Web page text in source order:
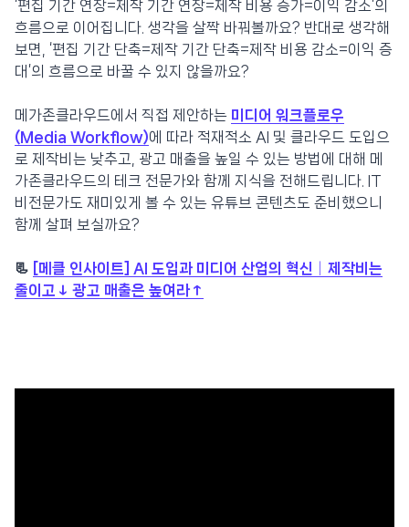
‘편집 기간 연장=제작 기간 연장=제작 비용 증가=이익 감소’의
흐름으로 이어집니다. 생각을 살짝 바꿔볼까요? 반대로 생각해
보면, ‘편집 기간 단축=제작 기간 단축=제작 비용 감소=이익 증
대’의 흐름으로 바꿀 수 있지 않을까요?
메가존클라우드에서 직접 제안하는 미디어 워크플로우
(Media Workflow)에 따라 적재적소 AI 및 클라우드 도입으
로 제작비는 낮추고, 광고 매출을 높일 수 있는 방법에 대해 메
가존클라우드의 테크 전문가와 함께 지식을 전해드립니다. IT
비전문가도 재미있게 볼 수 있는 유튜브 콘텐츠도 준비했으니
함께 살펴 보실까요?
📃
[메클 인사이트] AI 도입과 미디어 산업의 혁신│제작비는
줄이고↓ 광고 매출은 높여라↑